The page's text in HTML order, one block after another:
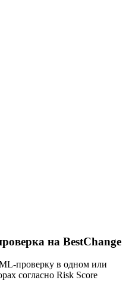
на BestChange
проверку в одном или
согласно Risk Score